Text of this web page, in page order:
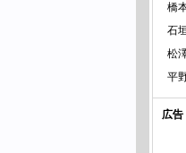
橋
石
松
平
広告